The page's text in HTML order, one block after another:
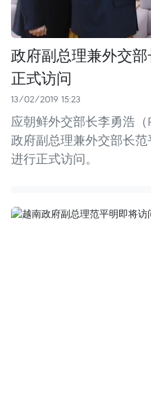
政府副总理兼外交
正式访问
13/02/2019 15:23
应朝鲜外交部长李勇浩（
政府副总理兼外交部长范
进行正式访问。